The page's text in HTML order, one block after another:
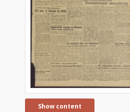
Show content